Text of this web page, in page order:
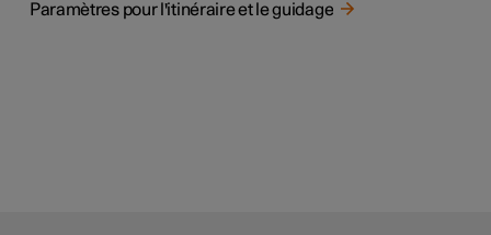
Paramètres pour l'itinéraire et le guidage